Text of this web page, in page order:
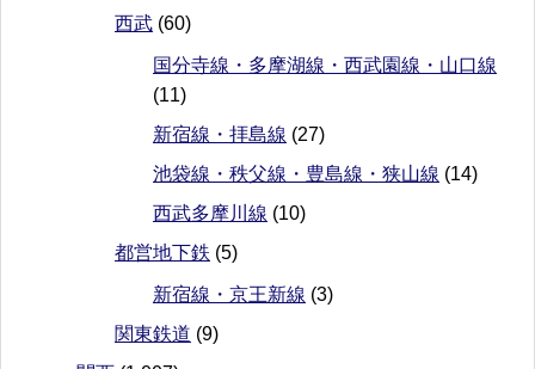
西武 (60)
国分寺線・多摩湖線・西武園線・山口線
(11)
新宿線・拝島線 (27)
池袋線・秩父線・豊島線・狭山線 (14)
西武多摩川線 (10)
都営地下鉄 (5)
新宿線・京王新線 (3)
関東鉄道 (9)